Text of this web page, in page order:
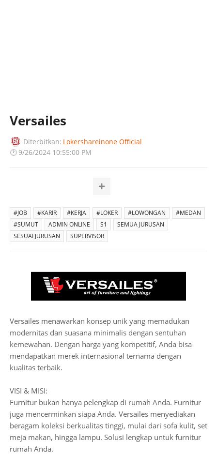
Versailes
Diterbitkan: Lokershareinone Official
🕐 9/26/2024 10:55:00 PM
#JOB #KARIR #KERJA #LOKER #LOWONGAN
#MEDAN
#SUMUT
ADMIN ONLINE S1
SEMUA JURUSAN
SESUAI JURUSAN
SUPERVISOR
Versailes menawarkan konsep unik yang memadukan
modernitas dan suasana minimalis dengan sentuhan
kemewahan. Dengan harga yang kompetitif, Anda bisa
mendapatkan merek internasional ternama dengan
kualitas terbaik.
VISI & MISI:
Furnitur bukan hanya pelengkap di rumah Anda. Furnitur
juga mencerminkan siapa Anda. Versailes menyediakan
beragam koleksi berkualitas tinggi, mulai dari sofa kulit, set
meja makan, hingga lampu. Solusi lengkap untuk furnitur
rumah Anda.